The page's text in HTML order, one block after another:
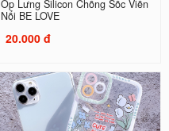
Ốp Lưng Silicon Chống Sốc Viền
Nổi BE LOVE
20.000 đ